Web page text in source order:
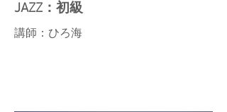
JAZZ：初級
講師：ひろ海